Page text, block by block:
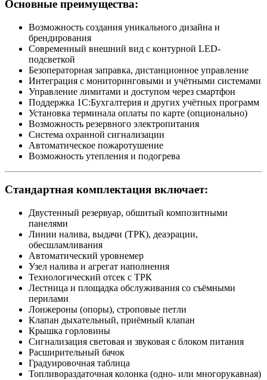
Основные преимущества:
Возможность создания уникального дизайна и
брендирования
Современный внешний вид с контурной LED-
подсветкой
Безоператорная заправка, дистанционное управление
Интеграция с мониторинговыми и учётными системами
Управление лимитами и доступом через смартфон
Поддержка 1С:Бухгалтерия и других учётных программ
Установка терминала оплаты по карте (опционально)
Возможность резервного электропитания
Система охранной сигнализации
Автоматическое пожаротушение
Возможность утепления и подогрева
Стандартная комплектация включает:
Двустенный резервуар, обшитый композитными
панелями
Линии налива, выдачи (ТРК), деаэрации,
обесшламливания
Автоматический уровнемер
Узел налива и агрегат наполнения
Технологический отсек с ТРК
Лестница и площадка обслуживания со съёмными
перилами
Лонжероны (опоры), строповые петли
Клапан дыхательный, приёмный клапан
Крышка горловины
Сигнализация световая и звуковая с блоком питания
Расширительный бачок
Градуировочная таблица
Топливораздаточная колонка (одно- или многорукавная)